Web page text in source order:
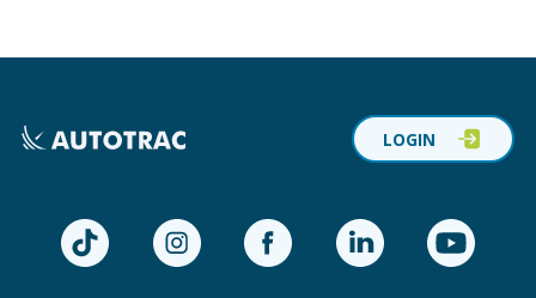
TikTok Instagram Facebook LinkedIn YouTube
LOGIN